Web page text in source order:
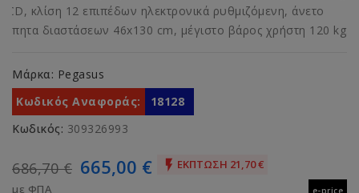
SCD, κλίση 12 επιπέδων ηλεκτρονικά ρυθμιζόμενη, άνετο
τάπητα διαστάσεων 46x130 cm, μέγιστο βάρος χρήστη 120 kg.
Μάρκα: Pegasus
Κωδικός Αναφοράς:
18128
Κωδικός: 309326993
686,70 € 665,00 €  ΈΚΠΤΩΣΗ 21,70 €
με ΦΠΑ
e-price